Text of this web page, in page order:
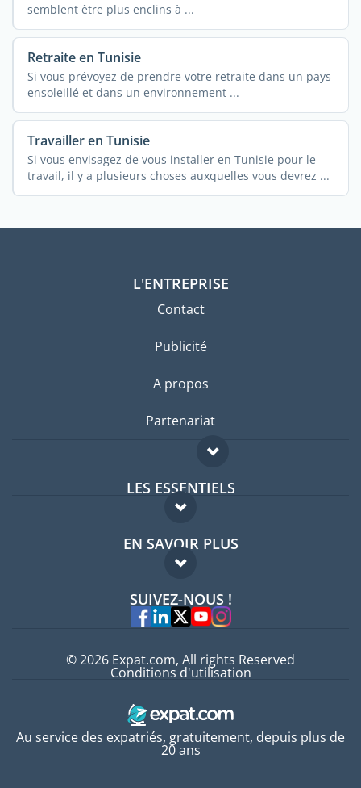
semblent être plus enclins à ...
Retraite en Tunisie
Si vous prévoyez de prendre votre retraite dans un pays
ensoleillé et dans un environnement ...
Travailler en Tunisie
Si vous envisagez de vous installer en Tunisie pour le
travail, il y a plusieurs choses auxquelles vous devrez ...
L'ENTREPRISE
Contact
Publicité
A propos
Partenariat
LES ESSENTIELS
Forum expatriés
Guides pays
EN SAVOIR PLUS
FAQ
Experts
SUIVEZ-NOUS !
Au service des expatriés, gratuitement, depuis plus de
20 ans
© 2026 Expat.com, All rights Reserved
Conditions d'utilisation